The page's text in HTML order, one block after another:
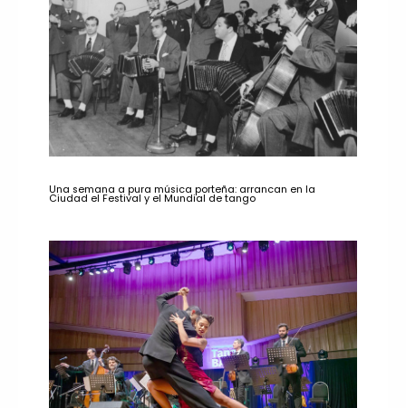
Una semana a pura música porteña: arrancan en la
Ciudad el Festival y el Mundial de tango